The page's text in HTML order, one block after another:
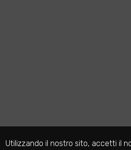
Utilizzando il nostro sito, accetti il